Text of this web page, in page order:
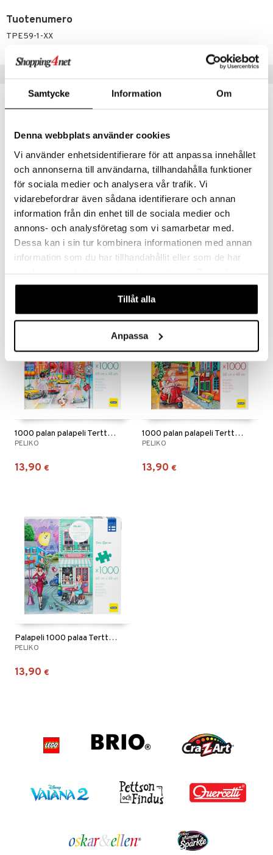
Samtycke Information Om
Denna webbplats använder cookies
Vi använder enhetsidentifierare för att anpassa innehållet
och annonserna till användarna, tillhandahålla funktioner
för sociala medier och analysera vår trafik. Vi
vidarebefordrar även sådana identifierare och annan
information från din enhet till de sociala medier och
annons- och analysföretag som vi samarbetar med.
Dessa kan i sin tur kombinera informationen med annan
information som du har tillhandahållit eller som de har
våra cookies vid fortsatt användande av vår webbplats.
Tillåt alla
Anpassa
Tuotenumero
TPE59-1-XX
1000 palan palapeli Terttu Raja-aho Helsinki
PELIKO
13,90 €
PELIKO
13,90 €
1000 palan palapeli Terttu Raja-aho New York
PELIKO
13,90 €
1000 palan palapeli Terttu Raja-aho Rom
PELIKO
13,90 €
Palapeli 1000 palaa Terttu Raja-aho Pariisi
PELIKO
13,90 €